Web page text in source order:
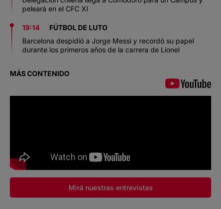
peleará en el CFC XI
19:14
FÚTBOL DE LUTO
Barcelona despidió a Jorge Messi y recordó su papel
durante los primeros años de la carrera de Lionel
MÁS CONTENIDO
Mirá nuestras entrevistas